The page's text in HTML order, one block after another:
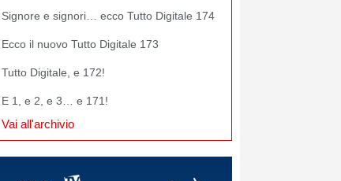
Signore e signori… ecco Tutto Digitale 174
Ecco il nuovo Tutto Digitale 173
Tutto Digitale, e 172!
E 1, e 2, e 3… e 171!
Vai all'archivio